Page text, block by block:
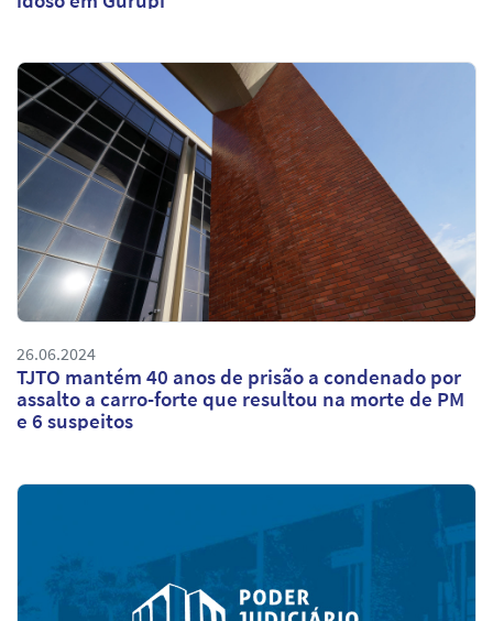
26.06.2024
TJTO mantém 40 anos de prisão a condenado por
assalto a carro-forte que resultou na morte de PM
e 6 suspeitos